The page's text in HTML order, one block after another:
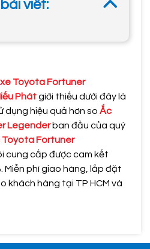
viết:
Toyota Fortuner
Phátgiới thiếu dưới đây là
dụng hiệu quả hơn so Ắc
Legenderban đầu của quý
Toyota Fortuner
cung cấp được cam kết
Miễn phí giao hàng, lắp đặt
khách hàng tại TP HCM và